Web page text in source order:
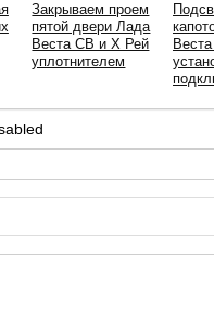
Закрываем проем
пятой двери Лада
Веста СВ и Х Рей
уплотнителем